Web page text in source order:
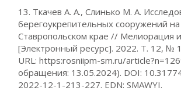
13. Ткачев А. А., Слинько М. А.
берегоукрепительных сооружений
Ставропольском крае // Мелиорация
[Электронный ресурс]. 2022. Т. 12, №
URL: https:rosniipm-sm.ru/
обращения: 13.05.2024). DOI:
2022-12-1-213-227. EDN: SMAWYI.